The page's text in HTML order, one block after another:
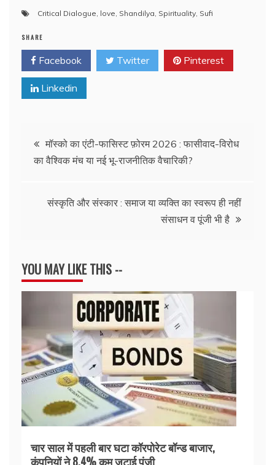
Critical Dialogue love Shandilya Spirituality Sufi
SHARE
Facebook Twitter Pinterest
Linkedin
Post
navigation
मॉस्को का एंटी-फासिस्ट फ़ोरम 2026 : फासीवाद-विरोध
का वैश्विक मंच या नई भू-राजनीतिक वैचारिकी?
संस्कृति और संस्कार : समाज या व्यक्ति का स्वरूप ही नहीं
संसाधन व पूंजी भी है
YOU MAY LIKE THIS --
चार साल में पहली बार घटा कॉरपोरेट बॉन्ड बाजार,
कंपनियों ने 8.4% कम जुटाई पूंजी